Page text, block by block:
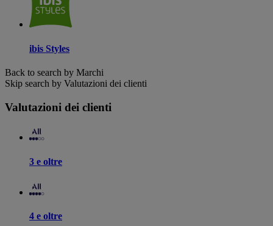
ibis Styles
Back to search by Marchi
Skip search by Valutazioni dei clienti
Valutazioni dei clienti
3 e oltre
4 e oltre